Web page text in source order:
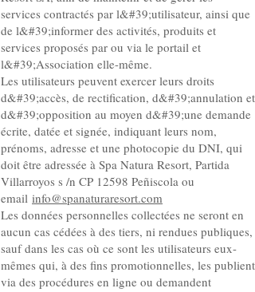
services contractés par l&#39;utilisateur, ainsi que
de l&#39;informer des activités, produits et
services proposés par ou via le portail et
l&#39;Association elle-même.
Les utilisateurs peuvent exercer leurs droits
d&#39;accès, de rectification, d&#39;annulation et
d&#39;opposition au moyen d&#39;une demande
écrite, datée et signée, indiquant leurs nom,
prénoms, adresse et une photocopie du DNI, qui
doit être adressée à Spa Natura Resort, Partida
Villarroyos s /n CP 12598 Peñiscola ou
email info@spanaturaresort.com
Les données personnelles collectées ne seront en
aucun cas cédées à des tiers, ni rendues publiques,
sauf dans les cas où ce sont les utilisateurs eux-
mêmes qui, à des fins promotionnelles, les publient
via des procédures en ligne ou demandent